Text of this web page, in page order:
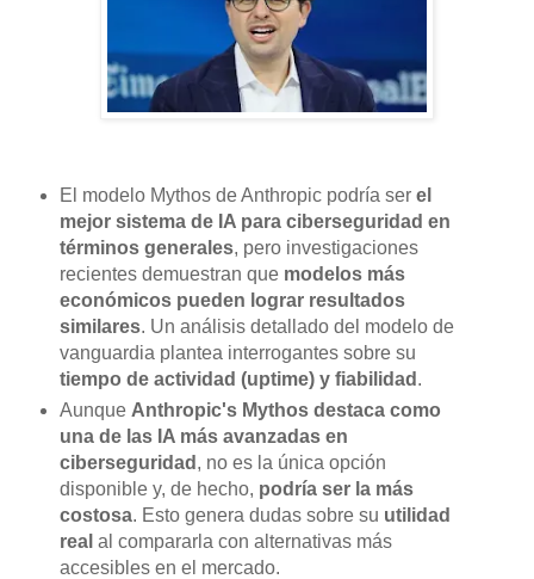
El modelo Mythos de Anthropic podría ser el
mejor sistema de IA para ciberseguridad en
términos generales, pero investigaciones
recientes demuestran que modelos más
económicos pueden lograr resultados
similares. Un análisis detallado del modelo de
vanguardia plantea interrogantes sobre su
tiempo de actividad (uptime) y fiabilidad .
Aunque Anthropic's Mythos destaca como
una de las IA más avanzadas en
ciberseguridad , no es la única opción
disponible y, de hecho, podría ser la más
costosa. Esto genera dudas sobre su utilidad
real al compararla con alternativas más
accesibles en el mercado.